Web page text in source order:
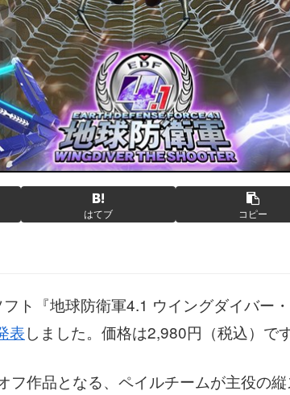
はてブ コピー
ト『地球防衛軍4.1 ウイングダイバー
表しました。価格は2,980円（税込）です
作品となる、ペイルチームが主役の縦